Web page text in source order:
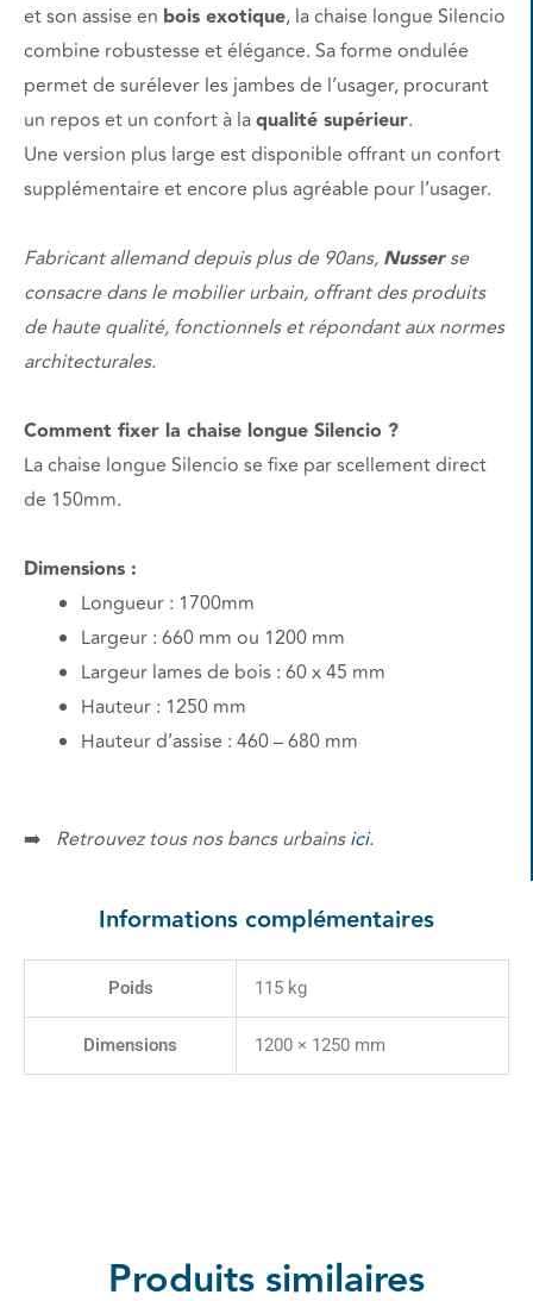
et son assise en bois exotique, la chaise longue Silencio
combine robustesse et élégance. Sa forme ondulée
permet de surélever les jambes de l’usager, procurant
un repos et un confort à laqualité supérieur.
Une version plus large est disponible offrant un confort
supplémentaire et encore plus agréable pour l’usager.
Fabricant allemand depuis plus de 90ans, Nusserse
consacre dans le mobilier urbain, offrant des produits
de haute qualité, fonctionnels et répondant aux normes
architecturales.
Comment fixer la chaise longue Silencio ?
La chaise longue Silencio se fixe par scellement direct
de 150mm.
Dimensions :
Longueur : 1700mm
Largeur : 660 mm ou 1200 mm
Largeur lames de bois : 60 x 45 mm
Hauteur : 1250 mm
Hauteur d’assise : 460 – 680 mm
➡️ Retrouvez tous nos bancs urbainsici.
Informations complémentaires
Poids 115 kg
Dimensions 1200 × 1250 mm
Produits similaires